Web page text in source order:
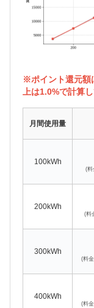
※ポイント還元額
上は1.0%で計算
月間使用量
100kWh
(料
200kWh
(料
300kWh
(料
400kWh
(料